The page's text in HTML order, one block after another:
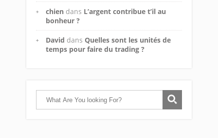
chien dans L’argent contribue t’il au
bonheur ?
David dans Quelles sont les unités de
temps pour faire du trading ?